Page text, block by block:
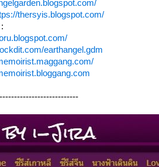
thersyis.blogspot.com/
earthangel.gdm